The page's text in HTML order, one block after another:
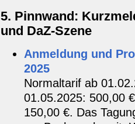
5. Pinnwand:
und DaZ-Szene
Anmeldung und
2025
Normaltarif ab
01.05.2025: 500,00
150,00 €. Das